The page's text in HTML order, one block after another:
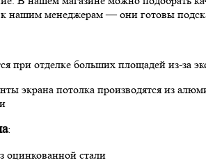
к нашим менеджерам — они готовы
при отделке больших площадей из-
экрана потолка производятся из
:
оцинкованной стали